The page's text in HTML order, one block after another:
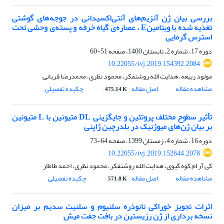
بررسی بیان ژن آنزیم‌های آنتی‌اکسیدانی در جوجه‌های گوشتی
تغذیه شده با ویتامینE ، عصاره‌ی گیاه خرفه و پسته‌ی وحشی تحت
استرس گرمایی
دوره 17، شماره 2، تابستان 1400، صفحه
51-60
10.22055/ivj.2019.154392.2084
مولود ربیعه، هدایت الله روشنفکر، محمود نظری، محمدرضا قربانی
مشاهده مقاله
اصل مقاله 475.14 K چکیده تفصیلی
تأثیر سطوح مختلف پروتئین و جایگزینی DL متیونین با L متیونین
بر بیان ژن‌های میوژنیک در بلدرچین ژاپنی
دوره 16، شماره 4، زمستان 1399، صفحه
64-73
10.22055/ivj.2019.152644.2078
کی آر ام کوه گیوی، هدایت الله روشنفکر، محمود نظری، احمد طاطار
مشاهده مقاله
اصل مقاله 571.8 K چکیده تفصیلی
اثرات تجویز خوراکی نانوذره سلنیوم و سلنیت سدیم بر میزان
نسخه برداری از ژن رزیستین در بافت جفت میش‌